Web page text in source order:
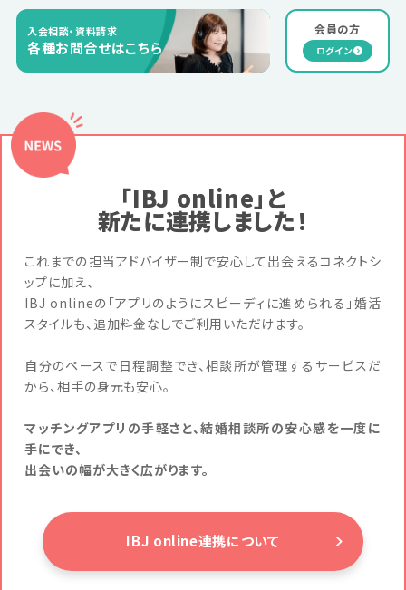
入会相談・資料請求
各種お問合せはこちら
会員の方
ログイン
「IBJ online」と
新たに連携しました！
これまでの担当アドバイザー制で安心して出会えるコネクトシ
ップに加え、
IBJ onlineの「アプリのようにスピーディに進められる」婚活
スタイルも、追加料金なしでご利用いただけます。
自分のペースで日程調整でき、相談所が管理するサービスだ
から、相手の身元も安心。
マッチングアプリの手軽さと、結婚相談所の安心感を一度に
手にでき、
出会いの幅が大きく広がります。
IBJ online連携について